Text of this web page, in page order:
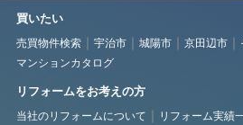
買いたい
売買物件検索 宇治市 城陽市 京田辺市
マンションカタログ
リフォームをお考えの方
当社のリフォームについて リフォーム実績